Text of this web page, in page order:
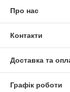
Про нас
Контакти
Доставка та
Графік роботи